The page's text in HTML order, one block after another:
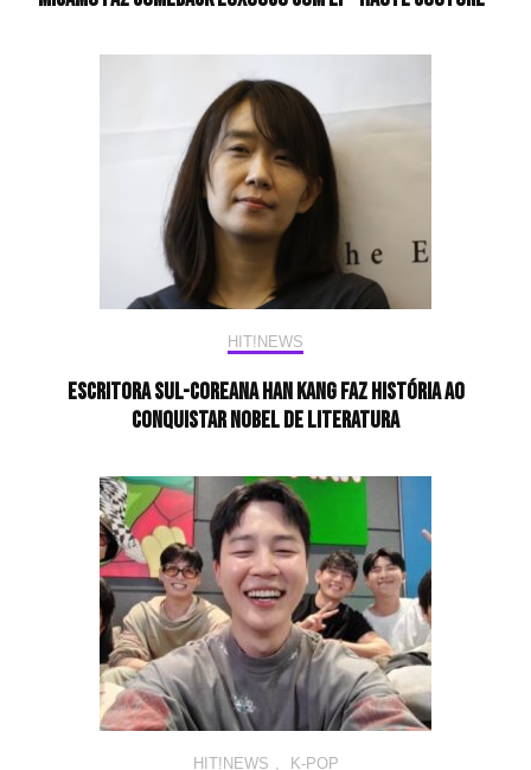
HIT!NEWS
Escritora sul-coreana Han Kang faz história ao
conquistar Nobel de Literatura
HIT!NEWS , K-POP